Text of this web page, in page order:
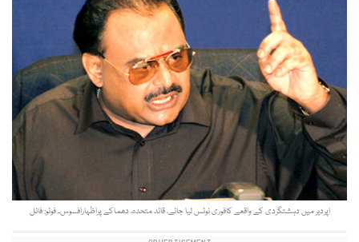
اپردیر میں دہشتگردی کے واقعے کافوری نوٹس لیا جائے، قائد متحدہ، دھماکے پراظہارافسوس۔ فوٹو: فائل